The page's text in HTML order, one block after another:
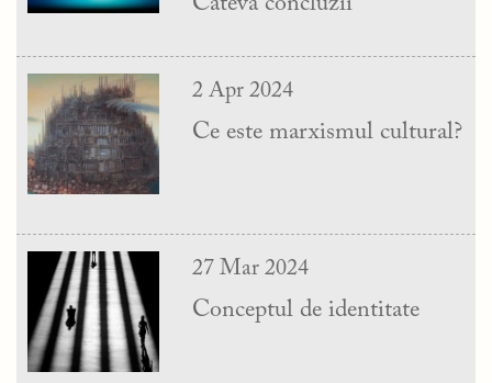
2 Apr 2024
Ce este marxismul cultural?
27 Mar 2024
Conceptul de identitate